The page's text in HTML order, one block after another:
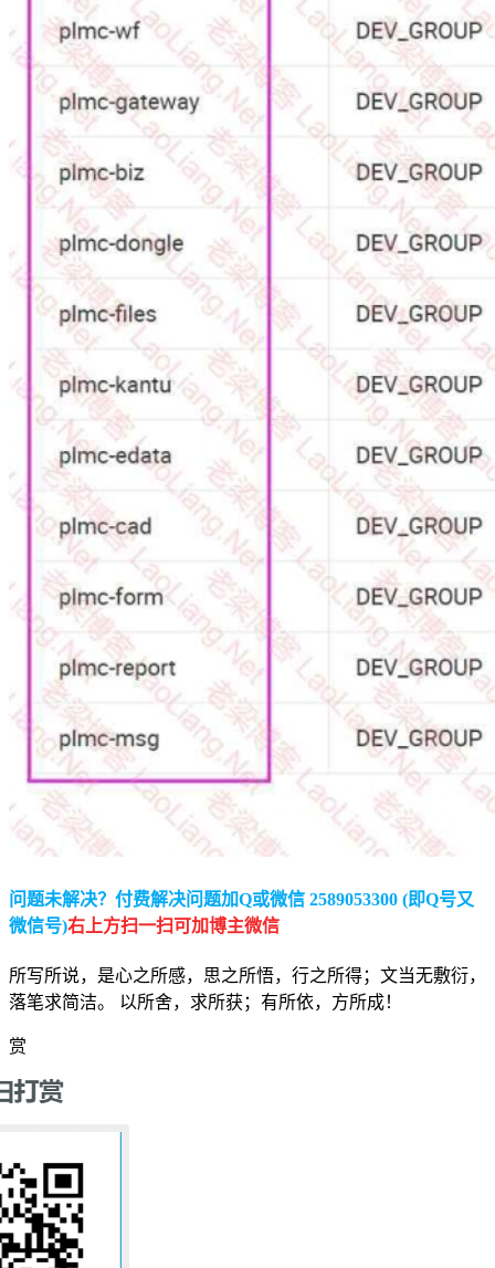
问题未解决？付费解决问题加Q或微信 2589053300 (即Q号又
微信号)右上方扫一扫可加博主微信
所写所说，是心之所感，思之所悟，行之所得；文当无敷衍，
落笔求简洁。 以所舍，求所获；有所依，方所成！
赏